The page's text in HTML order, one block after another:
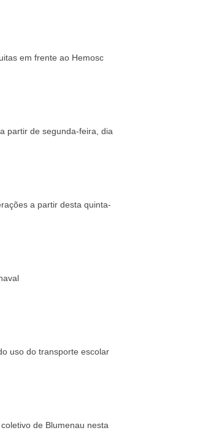
em frente ao Hemosc
partir de segunda-feira, dia
a partir desta quinta-
uso do transporte escolar
de Blumenau nesta